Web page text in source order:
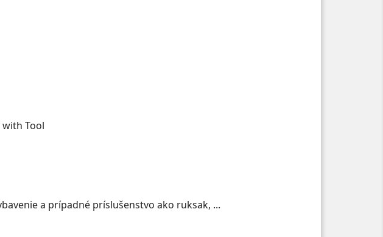
with Tool
a prípadné príslušenstvo ako ruksak, ...